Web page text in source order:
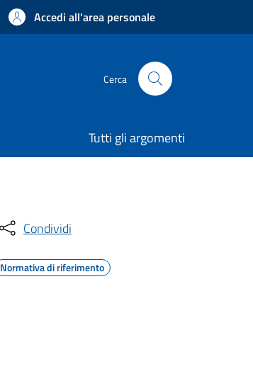
Accedi all'area personale
Cerca
Tutti gli argomenti
Condividi
Normativa di riferimento